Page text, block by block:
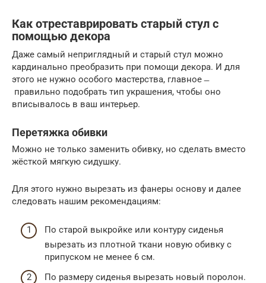
Как отреставрировать старый стул с
помощью декора
Даже самый неприглядный и старый стул можно
кардинально преобразить при помощи декора. И для
этого не нужно особого мастерства, главное ̶
правильно подобрать тип украшения, чтобы оно
вписывалось в ваш интерьер.
Перетяжка обивки
Можно не только заменить обивку, но сделать вместо
жёсткой мягкую сидушку.
Для этого нужно вырезать из фанеры основу и далее
следовать нашим рекомендациям:
По старой выкройке или контуру сиденья
вырезать из плотной ткани новую обивку с
припуском не менее 6 см.
По размеру сиденья вырезать новый поролон.